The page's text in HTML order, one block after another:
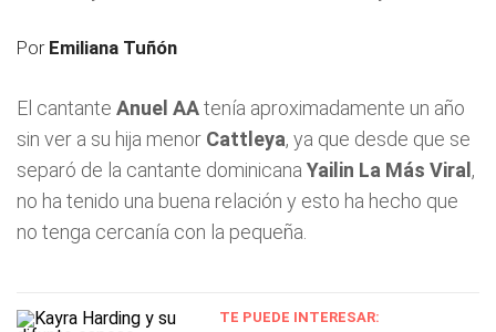
Por Emiliana Tuñón
El cantante Anuel AAtenía aproximadamente un año
sin ver a su hija menor Cattleya, ya que desde que se
separó de la cantante dominicana Yailin La Más Viral ,
no ha tenido una buena relación y esto ha hecho que
no tenga cercanía con la pequeña.
TE PUEDE INTERESAR: